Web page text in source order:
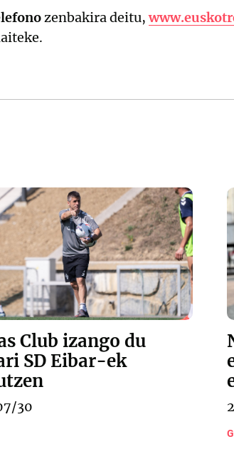
zenbakira deitu,
Club izango du
SD Eibar-ek
30